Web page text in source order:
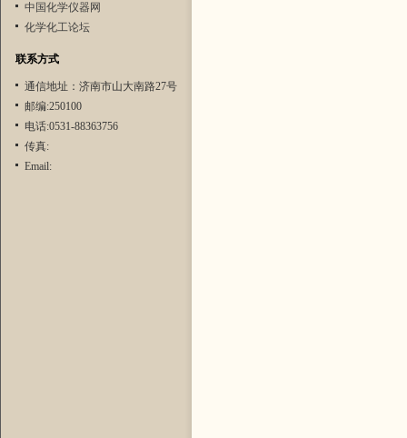
中国化学仪器网
化学化工论坛
联系方式
通信地址：济南市山大南路27号
邮编:250100
电话:0531-88363756
传真:
Email: